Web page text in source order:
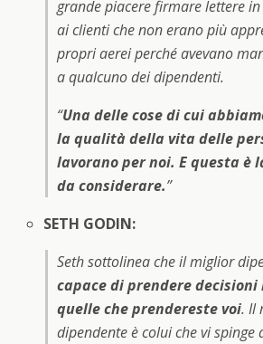
grande piacere firmare lettere
ai clienti che non erano più
propri aerei perché avevano
a qualcuno dei dipendenti.
“Una delle cose di cui
la qualità della vita delle
lavorano per noi. E questa è
da considerare.”
SETH GODIN:
Seth sottolinea che il miglior
capace di prendere
quelle che prendereste voi. Il
dipendente è colui che vi spinge